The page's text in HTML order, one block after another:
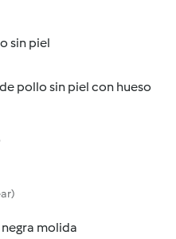
sin piel
pollo sin piel con hueso
molida